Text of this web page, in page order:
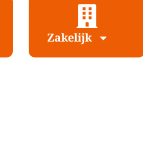
Zakelijk